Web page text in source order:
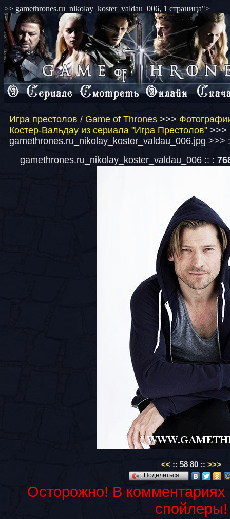
>> gamethrones.ru_nikolay_koster_valdau_006, 1 страница">
Игра престолов / Game of Thrones >>>
Костер-Вальдау из сериала "Игра Престолов" >>>
gamethrones.ru_nikolay_koster_valdau_006.jpg >>>
gamethrones.ru_nikolay_koster_valdau_006 :: :
<< :: 58 80 :: >>>
Поделиться…
Осторожно! В
спойлеры!